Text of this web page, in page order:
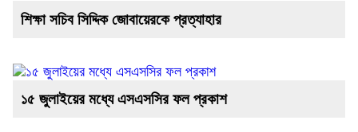
শিক্ষা সচিব সিদ্দিক জোবায়েরকে প্রত্যাহার
১৫ জুলাইয়ের মধ্যে এসএসসির ফল প্রকাশ